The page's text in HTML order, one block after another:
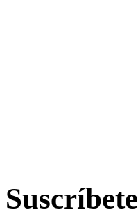
Suscríbete